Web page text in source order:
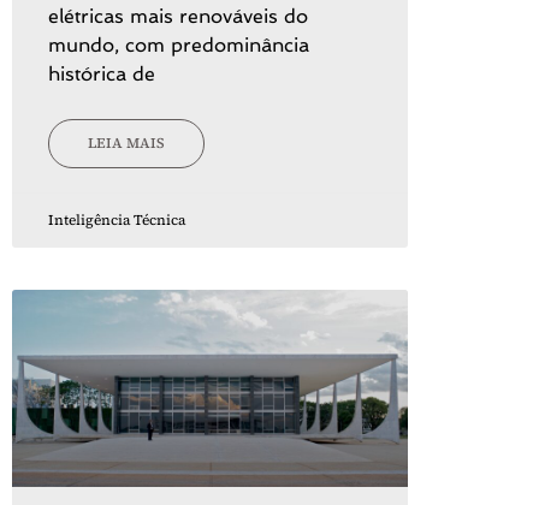
elétricas mais renováveis do
mundo, com predominância
histórica de
LEIA MAIS
Inteligência Técnica